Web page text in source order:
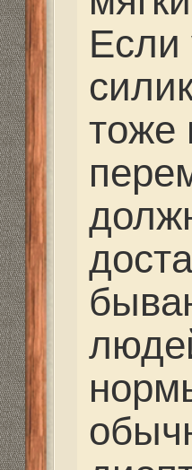
что
Это
Также
до 3
ничего